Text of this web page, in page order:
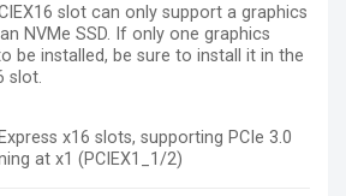
slot can only support a graphics
NVMe SSD. If only one graphics
be installed, be sure to install it in the
slot.
x16 slots, supporting PCIe 3.0
at x1 (PCIEX1_1/2)